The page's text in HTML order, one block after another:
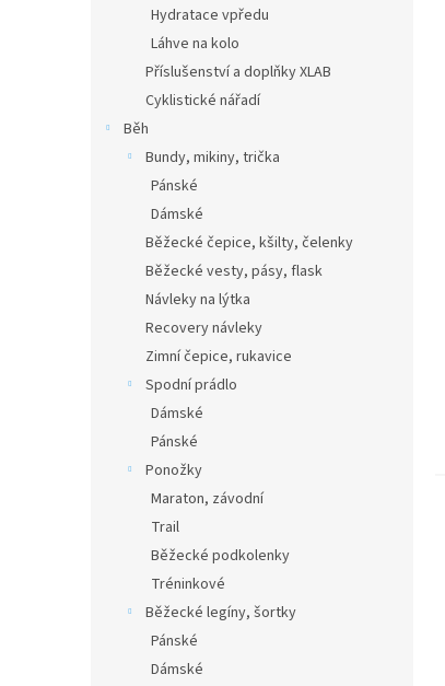
Hydratace vpředu
Láhve na kolo
Příslušenství a doplňky XLAB
Cyklistické nářadí
Běh
Bundy, mikiny, trička
Pánské
Dámské
Běžecké čepice, kšilty, čelenky
Běžecké vesty, pásy, flask
Návleky na lýtka
Recovery návleky
Zimní čepice, rukavice
Spodní prádlo
Dámské
Pánské
Ponožky
Maraton, závodní
Trail
Běžecké podkolenky
Tréninkové
Běžecké legíny, šortky
Pánské
Dámské